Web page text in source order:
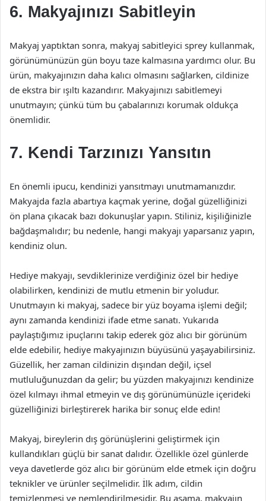
6. Makyajınızı Sabitleyin
Makyaj yaptıktan sonra, makyaj sabitleyici sprey kullanmak,
görünümünüzün gün boyu taze kalmasına yardımcı olur. Bu
ürün, makyajınızın daha kalıcı olmasını sağlarken, cildinize
de ekstra bir ışıltı kazandırır. Makyajınızı sabitlemeyi
unutmayın; çünkü tüm bu çabalarınızı korumak oldukça
önemlidir.
7. Kendi Tarzınızı Yansıtın
En önemli ipucu, kendinizi yansıtmayı unutmamanızdır.
Makyajda fazla abartıya kaçmak yerine, doğal güzelliğinizi
ön plana çıkacak bazı dokunuşlar yapın. Stiliniz, kişiliğinizle
bağdaşmalıdır; bu nedenle, hangi makyajı yaparsanız yapın,
kendiniz olun.
Hediye makyajı, sevdiklerinize verdiğiniz özel bir hediye
olabilirken, kendinizi de mutlu etmenin bir yoludur.
Unutmayın ki makyaj, sadece bir yüz boyama işlemi değil;
aynı zamanda kendinizi ifade etme sanatı. Yukarıda
paylaştığımız ipuçlarını takip ederek göz alıcı bir görünüm
elde edebilir, hediye makyajınızın büyüsünü yaşayabilirsiniz.
Güzellik, her zaman cildinizin dışından değil, içsel
mutluluğunuzdan da gelir; bu yüzden makyajınızı kendinize
özel kılmayı ihmal etmeyin ve dış görünümünüzle içerideki
güzelliğinizi birleştirerek harika bir sonuç elde edin!
Makyaj, bireylerin dış görünüşlerini geliştirmek için
kullandıkları güçlü bir sanat dalıdır. Özellikle özel günlerde
veya davetlerde göz alıcı bir görünüm elde etmek için doğru
teknikler ve ürünler seçilmelidir. İlk adım, cildin
temizlenmesi ve nemlendirilmesidir. Bu aşama, makyajın